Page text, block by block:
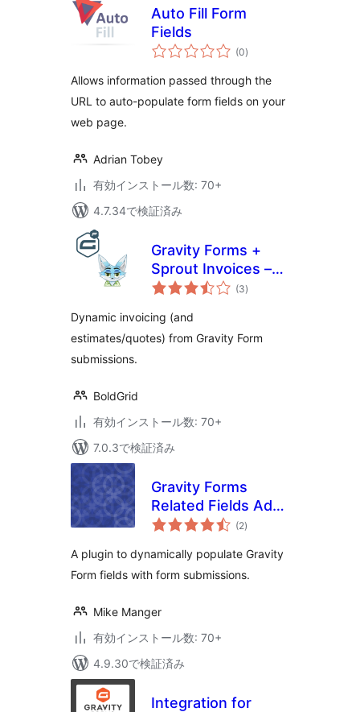
Auto Fill Form
Fields
(0個
の
価
)
Allows information passed through the
URL to auto-populate form fields on your
web page.
Adrian Tobey
有効インストール数: 70+
4.7.34で検証済み
Gravity Forms +
Sprout Invoices –
Easy Invoice &
Submissions
(3個
の)
Dynamic invoicing (and
estimates/quotes) from Gravity Form
submissions.
BoldGrid
有効インストール数: 70+
7.0.3で検証済み
Gravity Forms
Related Fields Add-
On
(2個
の
価
)
A plugin to dynamically populate Gravity
Form fields with form submissions.
Mike Manger
有効インストール数: 70+
4.9.30で検証済み
Integration for